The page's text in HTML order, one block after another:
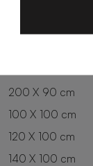
200 X 90 cm
100 X 100 cm
120 X 100 cm
140 X 100 cm